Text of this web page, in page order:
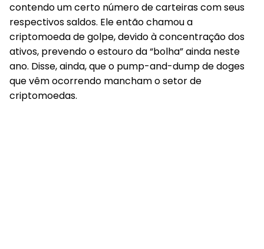
contendo um certo número de carteiras com seus
respectivos saldos. Ele então chamou a
criptomoeda de golpe, devido à concentração dos
ativos, prevendo o estouro da “bolha” ainda neste
ano. Disse, ainda, que o pump-and-dump de doges
que vêm ocorrendo mancham o setor de
criptomoedas.